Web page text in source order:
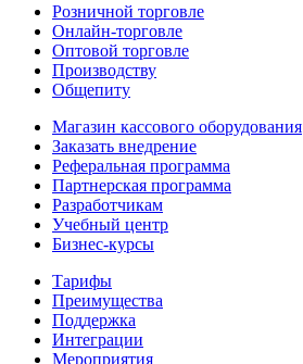
Розничной торговле
Онлайн-торговле
Оптовой торговле
Производству
Общепиту
Магазин кассового оборудования
Заказать внедрение
Реферальная программа
Партнерская программа
Разработчикам
Учебный центр
Бизнес‑курсы
Тарифы
Преимущества
Поддержка
Интеграции
Мероприятия